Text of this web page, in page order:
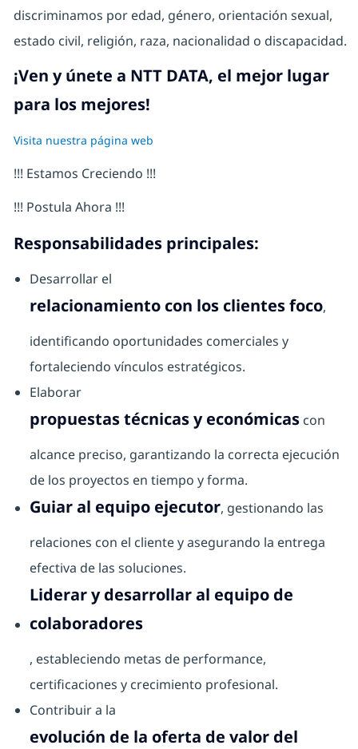
discriminamos por edad, género, orientación sexual,
estado civil, religión, raza, nacionalidad o discapacidad.
¡Ven y únete a NTT DATA, el mejor lugar
para los mejores!
Visita nuestra página web
!!! Estamos Creciendo !!!
!!! Postula Ahora !!!
Responsabilidades principales:
Desarrollar el
relacionamiento con los clientes foco,
identificando oportunidades comerciales y
fortaleciendo vínculos estratégicos.
Elaborar
propuestas técnicas y económicascon
alcance preciso, garantizando la correcta ejecución
de los proyectos en tiempo y forma.
Guiar al equipo ejecutor, gestionando las
relaciones con el cliente y asegurando la entrega
efectiva de las soluciones.
Liderar y desarrollar al equipo de
colaboradores
, estableciendo metas de performance,
certificaciones y crecimiento profesional.
Contribuir a la
evolución de la oferta de valor del